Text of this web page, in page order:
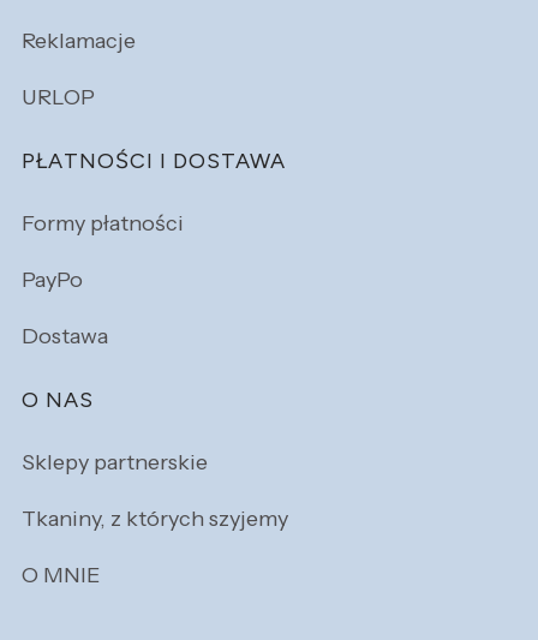
Reklamacje
URLOP
PŁATNOŚCI I DOSTAWA
Formy płatności
PayPo
Dostawa
O NAS
Sklepy partnerskie
Tkaniny, z których szyjemy
O MNIE